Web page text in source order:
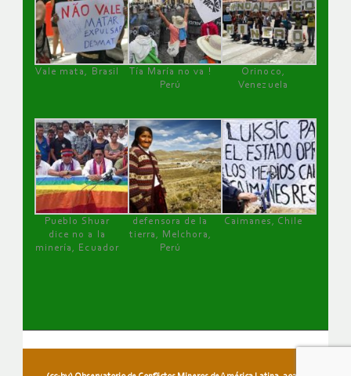
Vale mata, Brasil
Tía María no va !
Perú
Orinoco,
Venezuela
Pueblo Shuar
dice no a la
minería, Ecuador
defensora de la
tierra, Melchora,
Perú
Caimanes, Chile